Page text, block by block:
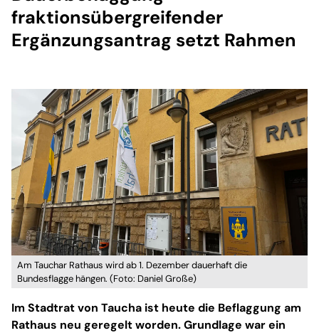
fraktionsübergreifender
Ergänzungsantrag setzt Rahmen
Am Tauchar Rathaus wird ab 1. Dezember dauerhaft die
Bundesflagge hängen. (Foto: Daniel Große)
Im Stadtrat von Taucha ist heute die Beflaggung am
Rathaus neu geregelt worden. Grundlage war ein